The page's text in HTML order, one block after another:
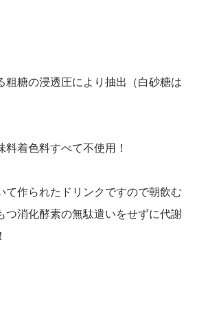
粗糖の浸透圧により抽出（白砂糖は
着色料すべて不使用！
て作られたドリンクですので朝飲む
つ消化酵素の無駄遣いをせずに代謝